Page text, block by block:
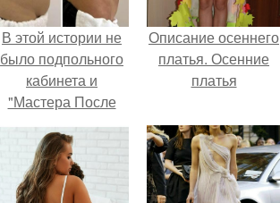
В этой истории не
было подпольного
кабинета и
"Мастера После
Двухнедельных
Курсов".
Описание осеннего
платья. Осенние
платья